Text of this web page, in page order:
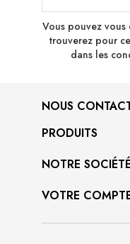
Vous pouvez vous
trouverez pour
dans les
NOUS
PRODUITS
NOTRE SOCIÉTÉ
VOTRE